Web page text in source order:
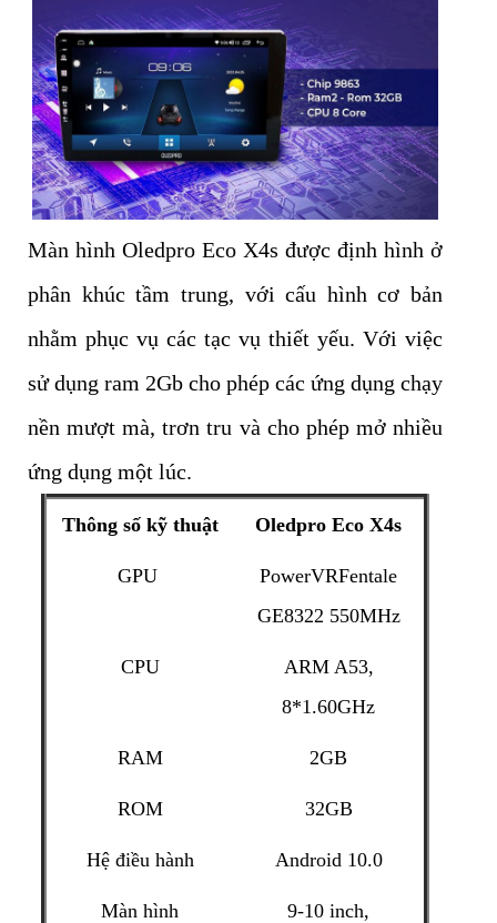
Màn hình Oledpro Eco X4s được định hình ở
phân khúc tầm trung, với cấu hình cơ bản
nhằm phục vụ các tạc vụ thiết yếu. Với việc
sử dụng ram 2Gb cho phép các ứng dụng chạy
nền mượt mà, trơn tru và cho phép mở nhiều
ứng dụng một lúc.
Thông số kỹ thuật Oledpro Eco X4s
GPU
PowerVRFentale
GE8322 550MHz
CPU
ARM A53,
8*1.60GHz
RAM 2GB
ROM 32GB
Hệ điều hành Android 10.0
Màn hình
9-10 inch,